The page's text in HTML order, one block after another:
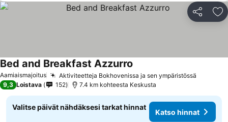
Jaa
Aamiaismajoitus Aktiviteetteja Bokhovenissa ja sen ympäristössä
Bed and Breakfast Azzurro
9,3 Loistava 152 7.4 km kohteesta Keskusta
Valitse päivät nähdäksesi tarkat hinnat
Katso hinnat